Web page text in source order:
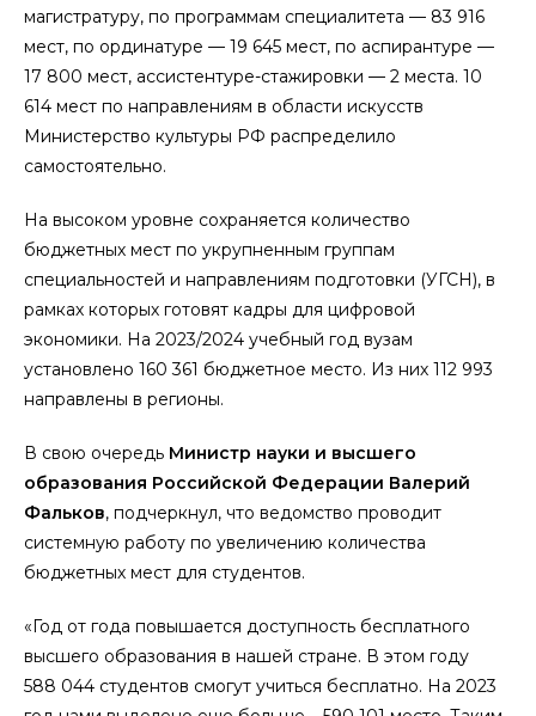
магистратуру, по программам специалитета — 83 916
мест, по ординатуре — 19 645 мест, по аспирантуре —
17 800 мест, ассистентуре-стажировки — 2 места. 10
614 мест по направлениям в области искусств
Министерство культуры РФ распределило
самостоятельно.
На высоком уровне сохраняется количество
бюджетных мест по укрупненным группам
специальностей и направлениям подготовки (УГСН), в
рамках которых готовят кадры для цифровой
экономики. На 2023/2024 учебный год вузам
установлено 160 361 бюджетное место. Из них 112 993
направлены в регионы.
В свою очередь Министр науки и высшего
образования Российской Федерации Валерий
Фальков, подчеркнул, что ведомство проводит
системную работу по увеличению количества
бюджетных мест для студентов.
«Год от года повышается доступность бесплатного
высшего образования в нашей стране. В этом году
588 044 студентов смогут учиться бесплатно. На 2023